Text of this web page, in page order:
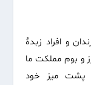
و افراد زبدۀ
و بوم مملکت ما
پشت میز خود